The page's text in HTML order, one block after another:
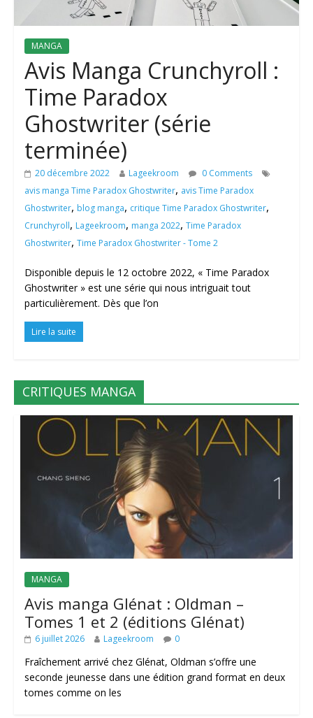
MANGA
Avis Manga Crunchyroll :
Time Paradox
Ghostwriter (série
terminée)
20 décembre 2022 Lageekroom
0 Comments
avis manga Time Paradox Ghostwriter, avis Time Paradox
Ghostwriter, blog manga, critique Time Paradox Ghostwriter,
Crunchyroll, Lageekroom, manga 2022, Time Paradox
Ghostwriter, Time Paradox Ghostwriter - Tome 2
Disponible depuis le 12 octobre 2022, « Time Paradox
Ghostwriter » est une série qui nous intriguait tout
particulièrement. Dès que l’on
Lire la suite
CRITIQUES MANGA
MANGA
Avis manga Glénat : Oldman –
Tomes 1 et 2 (éditions Glénat)
6 juillet 2026 Lageekroom 0
Fraîchement arrivé chez Glénat, Oldman s’offre une
seconde jeunesse dans une édition grand format en deux
tomes comme on les